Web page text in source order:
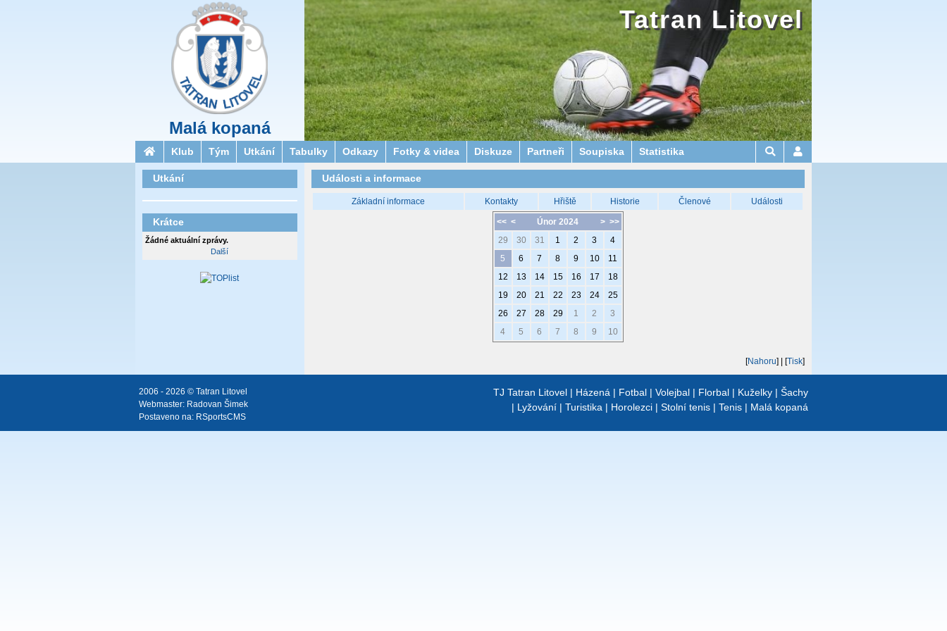
Malá kopaná
Tatran Litovel
Klub Tým Utkání Tabulky Odkazy Fotky & videa Diskuze Partneři Soupiska Statistika
Události a informace
Základní informace Kontakty Hřiště Historie Členové Události
<< < > >>
Únor 2024
29
30 31 1 2 3
4
5
6 7 8 9 10
11
12
13 14 15 16 17
18
19
20 21 22 23 24
25
26
27 28 29 1 2
3
4
5 6 7 8 9 10
[Nahoru] | [Tisk]
Utkání
Krátce
Žádné aktuální zprávy.
Další
TJ Tatran Litovel | Házená | Fotbal | Volejbal | Florbal | Kuželky | Šachy
| Lyžování | Turistika | Horolezci | Stolní tenis | Tenis | Malá kopaná
2006 - 2026 © Tatran Litovel
Webmaster: Radovan Šimek
Postaveno na: RSportsCMS